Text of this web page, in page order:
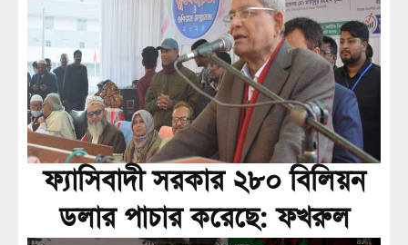
ফ্যাসিবাদী সরকার ২৮০ বিলিয়ন
ডলার পাচার করেছে: ফখরুল